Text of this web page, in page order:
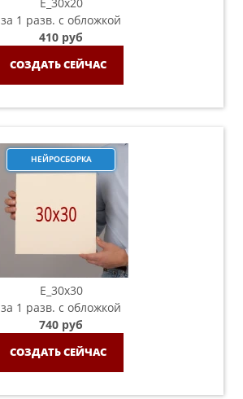
за 1 разв. с обложкой
410 руб
СОЗДАТЬ СЕЙЧАС
НЕЙРОСБОРКА
E_30х30
за 1 разв. с обложкой
740 руб
СОЗДАТЬ СЕЙЧАС